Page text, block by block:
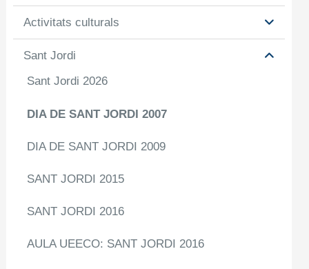
Activitats culturals
Sant Jordi
Sant Jordi 2026
DIA DE SANT JORDI 2007
DIA DE SANT JORDI 2009
SANT JORDI 2015
SANT JORDI 2016
AULA UEECO: SANT JORDI 2016